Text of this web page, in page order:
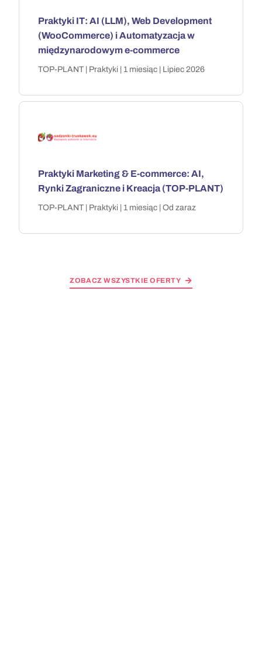
Praktyki IT: AI (LLM), Web Development
(WooCommerce) i Automatyzacja w
międzynarodowym e-commerce
TOP-PLANT | Praktyki | 1 miesiąc | Lipiec 2026
Praktyki Marketing & E-commerce: AI,
Rynki Zagraniczne i Kreacja (TOP-PLANT)
TOP-PLANT | Praktyki | 1 miesiąc | Od zaraz
ZOBACZ WSZYSTKIE OFERTY